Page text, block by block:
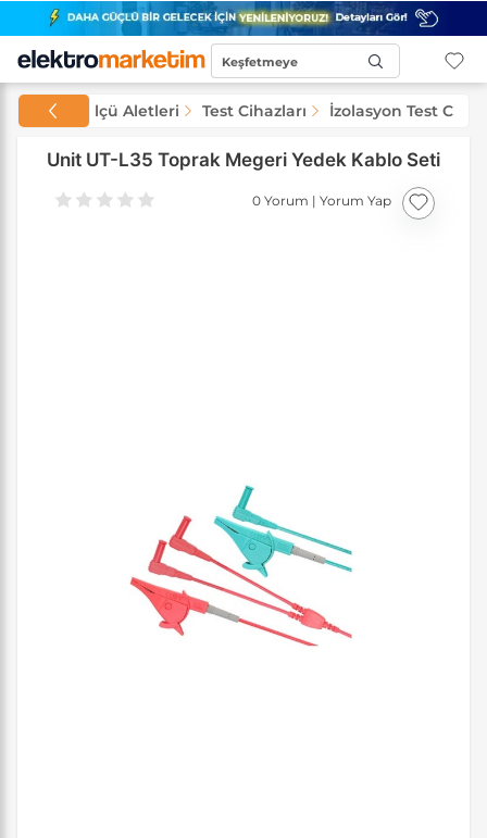
Keşfetmeye
Test ve Ölçü Aletleri Test Cihazları İzolasyon Test
Unit UT-L35 Toprak Megeri Yedek Kablo Seti
0 Yorum | Yorum Yap